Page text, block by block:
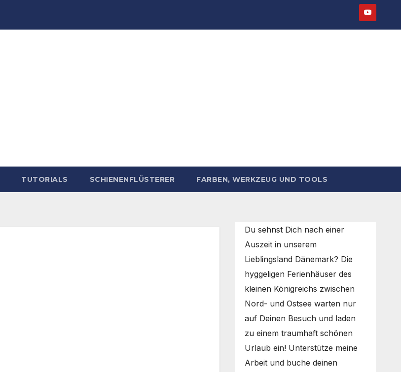
TUTORIALS SCHIENENFLÜSTERER FARBEN, WERKZEUG UND TOOLS
Du sehnst Dich nach einer
Auszeit in unserem
Lieblingsland Dänemark? Die
hyggeligen Ferienhäuser des
kleinen Königreichs zwischen
Nord- und Ostsee warten nur
auf Deinen Besuch und laden
zu einem traumhaft schönen
Urlaub ein! Unterstütze meine
Arbeit und buche deinen